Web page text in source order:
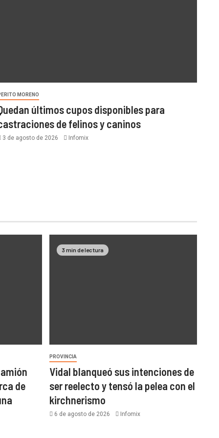
MORENO
últimos cupos disponibles para
de felinos y caninos
3 de agosto de 2026 Infomix
de
3 min de lectura
PROVINCIA
Vidal blanqueó sus intenciones de
ser reelecto y tensó la pelea con el
kirchnerismo
6 de agosto de 2026 Infomix